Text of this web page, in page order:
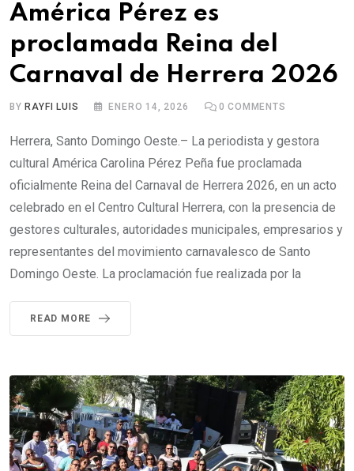
América Pérez es
proclamada Reina del
Carnaval de Herrera 2026
BY RAYFI LUIS ENERO 14, 2026 0 COMMENTS
Herrera, Santo Domingo Oeste.– La periodista y gestora
cultural América Carolina Pérez Peña fue proclamada
oficialmente Reina del Carnaval de Herrera 2026, en un acto
celebrado en el Centro Cultural Herrera, con la presencia de
gestores culturales, autoridades municipales, empresarios y
representantes del movimiento carnavalesco de Santo
Domingo Oeste. La proclamación fue realizada por la
READ MORE